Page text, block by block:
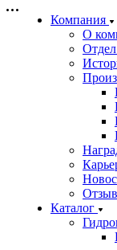
Компания
О
Каталог